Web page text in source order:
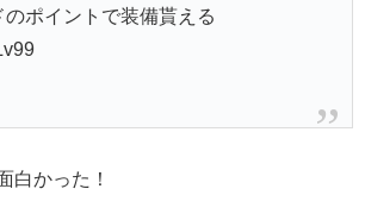
のポイントで装備貰える
白かった！